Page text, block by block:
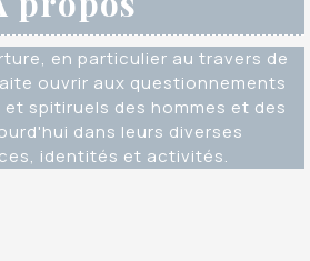
en particulier au travers de
ouvrir aux questionnements
spitiruels des hommes et des
dans leurs diverses
identités et activités.